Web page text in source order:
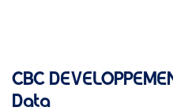
CBC
Data